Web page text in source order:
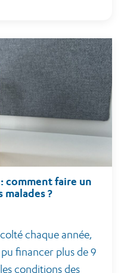
comment faire un
?
chaque année,
financer plus de 9
conditions des